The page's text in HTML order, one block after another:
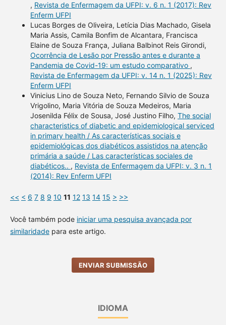
, Revista de Enfermagem da UFPI: v. 6 n. 1 (2017): Rev
Enferm UFPI
Lucas Borges de Oliveira, Letícia Dias Machado, Gisela
Maria Assis, Camila Bonfim de Alcantara, Francisca
Elaine de Souza França, Juliana Balbinot Reis Girondi,
Ocorrência de Lesão por Pressão antes e durante a
Pandemia de Covid-19: um estudo comparativo ,
Revista de Enfermagem da UFPI: v. 14 n. 1 (2025): Rev
Enferm UFPI
Vinicius Lino de Souza Neto, Fernando Silvio de Souza
Vrigolino, Maria Vitória de Souza Medeiros, Maria
Josenilda Félix de Sousa, José Justino Filho, The social
characteristics of diabetic and epidemiological serviced
in primary health / As características sociais e
epidemiológicas dos diabéticos assistidos na atenção
primária a saúde / Las características sociales de
diabéticos.. , Revista de Enfermagem da UFPI: v. 3 n. 1
(2014): Rev Enferm UFPI
<< < 6 7 8 9 10 11 12 13 14 15 > >>
Você também pode iniciar uma pesquisa avançada por
similaridadepara este artigo.
ENVIAR SUBMISSÃO
IDIOMA